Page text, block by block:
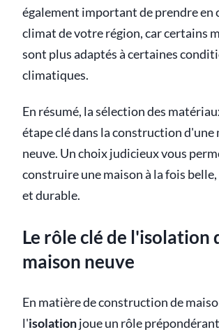
également important de prendre en
climat de votre région, car certains
sont plus adaptés à certaines
climatiques.
En résumé, la sélection des
étape clé dans la construction d'une
neuve. Un choix judicieux vous
construire une maison à la fois
et durable.
Le rôle clé de l'isolation
maison neuve
En matière de construction de
l'isolationjoue un rôle